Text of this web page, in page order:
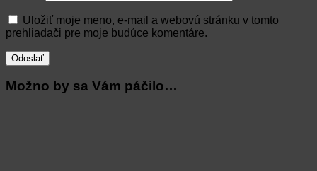
Uložiť moje meno, e-mail a webovú stránku v tomto
prehliadači pre moje budúce komentáre.
Možno by sa Vám páčilo…